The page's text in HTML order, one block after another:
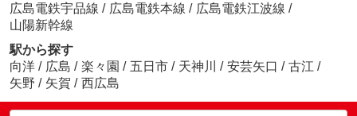
広島電鉄宇品線 / 広島電鉄本線 / 広島電鉄江波線 /
山陽新幹線
駅から探す
向洋 / 広島 / 楽々園 / 五日市 / 天神川 / 安芸矢口 / 古江 /
矢野 / 矢賀 / 西広島